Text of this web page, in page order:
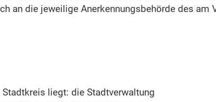
an die jeweilige Anerkennungsbehörde des am
liegt: die Stadtverwaltung